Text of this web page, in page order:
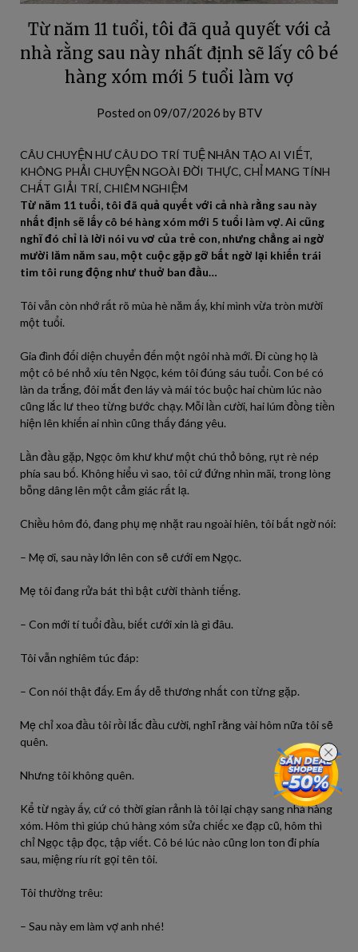
Từ năm 11 tuổi, tôi đã quả quyết với cả
nhà rằng sau này nhất định sẽ lấy cô bé
hàng xóm mới 5 tuổi làm vợ
Posted on 09/07/2026 by BTV
CÂU CHUYỆN HƯ CÂU DO TRÍ TUỆ NHÂN TẠO AI VIẾT,
KHÔNG PHẢI CHUYỆN NGOÀI ĐỜI THỰC, CHỈ MANG TÍNH
CHẤT GIẢI TRÍ, CHIÊM NGHIỆM
Từ năm 11 tuổi, tôi đã quả quyết với cả nhà rằng sau này
nhất định sẽ lấy cô bé hàng xóm mới 5 tuổi làm vợ. Ai cũng
nghĩ đó chỉ là lời nói vu vơ của trẻ con, nhưng chẳng ai ngờ
mười lăm năm sau, một cuộc gặp gỡ bất ngờ lại khiến trái
tim tôi rung động như thuở ban đầu…
Tôi vẫn còn nhớ rất rõ mùa hè năm ấy, khi mình vừa tròn mười
một tuổi.
Gia đình đối diện chuyển đến một ngôi nhà mới. Đi cùng họ là
một cô bé nhỏ xíu tên Ngọc, kém tôi đúng sáu tuổi. Con bé có
làn da trắng, đôi mắt đen láy và mái tóc buộc hai chùm lúc nào
cũng lắc lư theo từng bước chạy. Mỗi lần cười, hai lúm đồng tiền
hiện lên khiến ai nhìn cũng thấy đáng yêu.
Lần đầu gặp, Ngọc ôm khư khư một chú thỏ bông, rụt rè nép
phía sau bố. Không hiểu vì sao, tôi cứ đứng nhìn mãi, trong lòng
bỗng dâng lên một cảm giác rất lạ.
Chiều hôm đó, đang phụ mẹ nhặt rau ngoài hiên, tôi bất ngờ nói:
– Mẹ ơi, sau này lớn lên con sẽ cưới em Ngọc.
Mẹ tôi đang rửa bát thì bật cười thành tiếng.
– Con mới tí tuổi đầu, biết cưới xin là gì đâu.
Tôi vẫn nghiêm túc đáp:
– Con nói thật đấy. Em ấy dễ thương nhất con từng gặp.
Mẹ chỉ xoa đầu tôi rồi lắc đầu cười, nghĩ rằng vài hôm nữa tôi sẽ
quên.
Nhưng tôi không quên.
Kể từ ngày ấy, cứ có thời gian rảnh là tôi lại chạy sang nhà hàng
xóm. Hôm thì giúp chú hàng xóm sửa chiếc xe đạp cũ, hôm thì
chỉ Ngọc tập đọc, tập viết. Cô bé lúc nào cũng lon ton đi phía
sau, miệng ríu rít gọi tên tôi.
Tôi thường trêu:
– Sau này em làm vợ anh nhé!